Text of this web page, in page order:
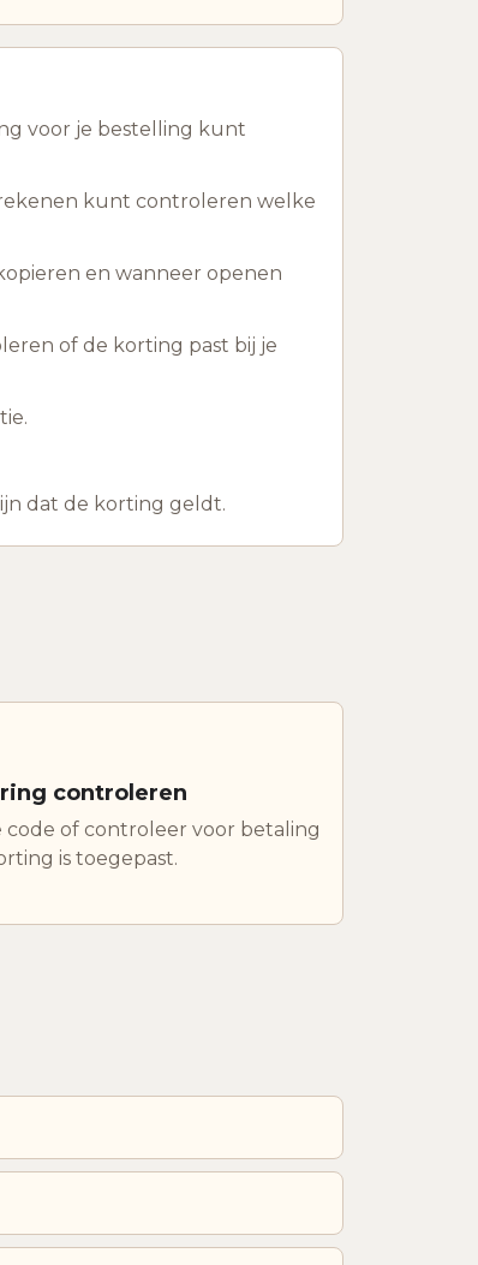
voor je bestelling kunt
kunt controleren welke
en wanneer openen
of de korting past bij je
dat de korting geldt.
controleren
code of controleer voor betaling
is toegepast.